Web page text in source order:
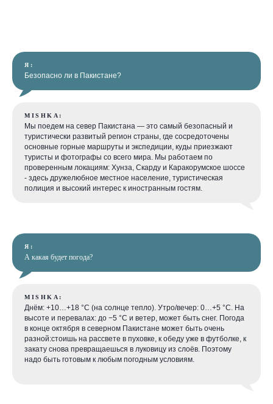
Я:
Безопасно ли в Пакистане?
MISHKA:
Мы поедем на север Пакистана — это самый безопасный и
туристически развитый регион страны, где сосредоточены
основные горные маршруты и экспедиции, куды приезжают
туристы и фотографы со всего мира. Мы работаем по
проверенным локациям: Хунза, Скарду и Каракорумское шоссе
- здесь дружелюбное местное население, туристическая
полиция и высокий интерес к иностранным гостям.
Я:
А какая будет погода?
MISHKA:
Днём: +10…+18 °C (на солнце тепло). Утро/вечер: 0…+5 °C. На
высоте и перевалах: до −5 °C и ветер, может быть снег. Погода
в конце октября в северном Пакистане может быть очень
разной:стоишь на рассвете в пуховке, к обеду уже в футболке, к
закату снова превращаешься в луковицу из слоёв. Поэтому
надо быть готовым к любым погодным условиям.